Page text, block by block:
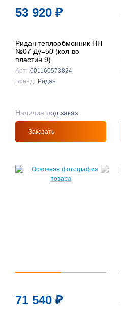
↓
53 920 ₽
Ридан теплообменник НН
№07 Ду=50 (кол-во
пластин 9)
Арт: 001160573824
Бренд: Ридан
Наличие:под заказ
Заказать
71 540 ₽